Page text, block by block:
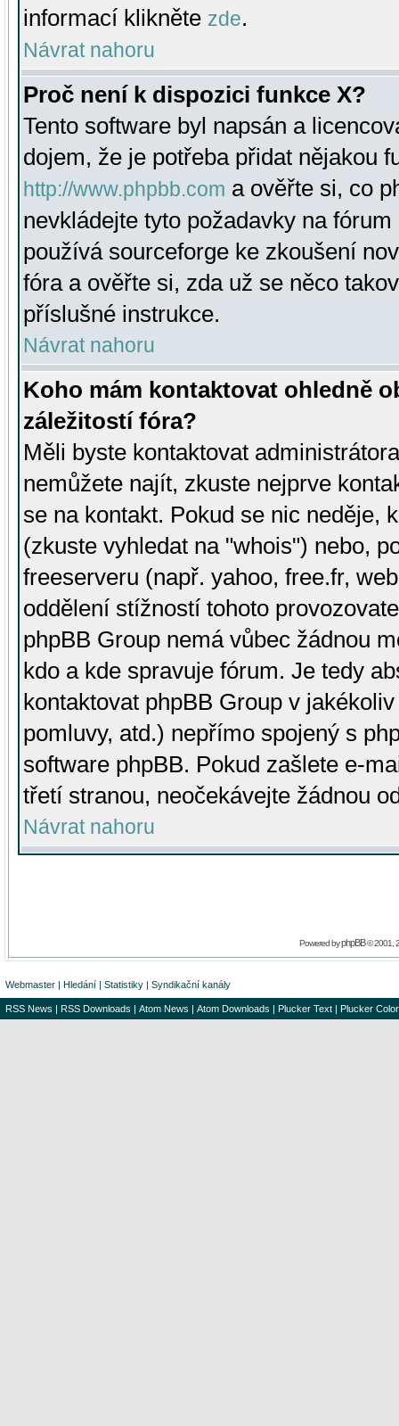
informací klikněte zde.
Návrat nahoru
Proč není k dispozici funkce X?
Tento software byl napsán a
dojem, že je potřeba přidat nějakou
http://www.phpbb.com a ověřte si, co
nevkládejte tyto požadavky na
používá sourceforge ke zkoušení
fóra a ověřte si, zda už se něco
příslušné instrukce.
Návrat nahoru
Koho mám kontaktovat ohledně
záležitostí fóra?
Měli byste kontaktovat
nemůžete najít, zkuste nejprve
se na kontakt. Pokud se nic neděje,
(zkuste vyhledat na "whois") nebo,
freeserveru (např. yahoo, free.fr,
oddělení stížností tohoto
phpBB Group nemá vůbec žádnou
kdo a kde spravuje fórum. Je tedy
kontaktovat phpBB Group v
pomluvy, atd.) nepřímo spojený s
software phpBB. Pokud zašlete e-
třetí stranou, neočekávejte žádnou
Návrat nahoru
Powered byphpBB© 2001,
Webmaster | Hledání | Statistiky | Syndikační kanály
RSS News | RSS Downloads | Atom News | Atom Downloads | Plucker Text | Plucker Color